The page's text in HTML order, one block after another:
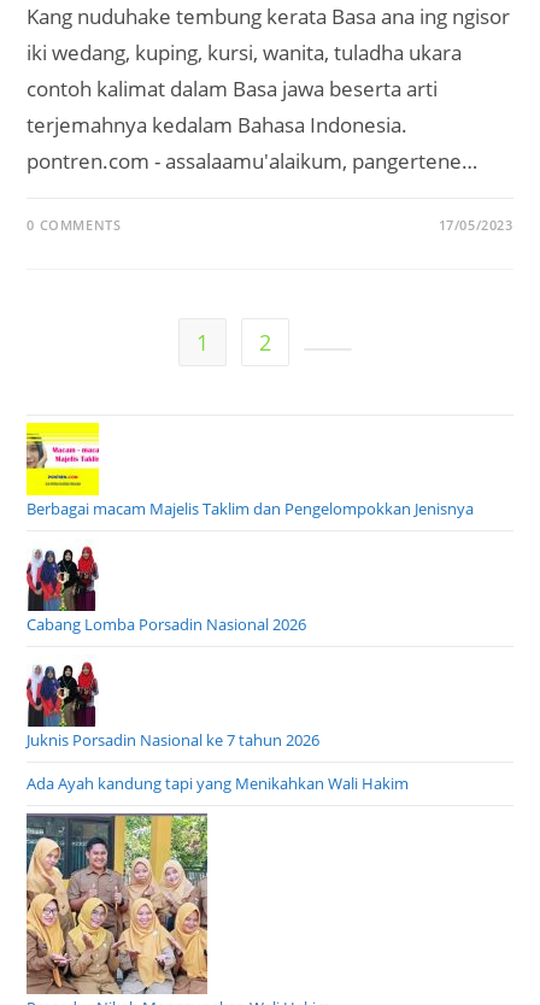
Kang nuduhake tembung kerata Basa ana ing ngisor
iki wedang, kuping, kursi, wanita, tuladha ukara
contoh kalimat dalam Basa jawa beserta arti
terjemahnya kedalam Bahasa Indonesia.
pontren.com - assalaamu'alaikum, pangertene…
0 COMMENTS 17/05/2023
1 2
Berbagai macam Majelis Taklim dan Pengelompokkan Jenisnya
Cabang Lomba Porsadin Nasional 2026
Juknis Porsadin Nasional ke 7 tahun 2026
Ada Ayah kandung tapi yang Menikahkan Wali Hakim